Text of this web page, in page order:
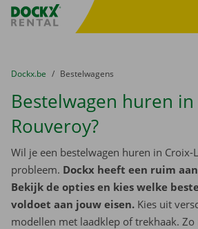
Fratello DEMO
U bevindt zich hier:
van
Dockx.be naar
Bestelwagens
Bestelwagen huren in
Rouveroy?
Wil je een bestelwagen huren in Croix-
probleem. Dockx heeft een ruim
Bekijk de opties en kies welke
voldoet aan jouw eisen. Kies uit
modellen met laadklep of trekhaak.